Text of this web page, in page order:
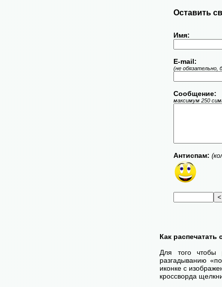
Оставить
Имя:
E-mail:
(не обязательно,
Сообщение:
максимум 250
Антиспам:
Как
Для того чтобы
разгадыванию
иконке с
кроссворда